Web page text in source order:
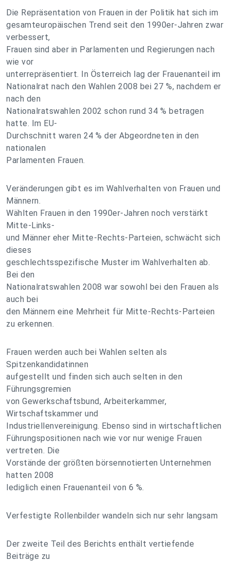
Die Repräsentation von Frauen in der Politik hat sich im
gesamteuropäischen Trend seit den 1990er-Jahren zwar
verbessert,
Frauen sind aber in Parlamenten und Regierungen nach
wie vor
unterrepräsentiert. In Österreich lag der Frauenanteil im
Nationalrat nach den Wahlen 2008 bei 27 %, nachdem er
nach den
Nationalratswahlen 2002 schon rund 34 % betragen
hatte. Im EU-
Durchschnitt waren 24 % der Abgeordneten in den
nationalen
Parlamenten Frauen.
Veränderungen gibt es im Wahlverhalten von Frauen und
Männern.
Wählten Frauen in den 1990er-Jahren noch verstärkt
Mitte-Links-
und Männer eher Mitte-Rechts-Parteien, schwächt sich
dieses
geschlechtsspezifische Muster im Wahlverhalten ab.
Bei den
Nationalratswahlen 2008 war sowohl bei den Frauen als
auch bei
den Männern eine Mehrheit für Mitte-Rechts-Parteien
zu erkennen.
Frauen werden auch bei Wahlen selten als
Spitzenkandidatinnen
aufgestellt und finden sich auch selten in den
Führungsgremien
von Gewerkschaftsbund, Arbeiterkammer,
Wirtschaftskammer und
Industriellenvereinigung. Ebenso sind in wirtschaftlichen
Führungspositionen nach wie vor nur wenige Frauen
vertreten. Die
Vorstände der größten börsennotierten Unternehmen
hatten 2008
lediglich einen Frauenanteil von 6 %.
Verfestigte Rollenbilder wandeln sich nur sehr langsam
Der zweite Teil des Berichts enthält vertiefende
Beiträge zu